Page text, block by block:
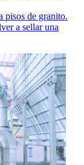
pisos de granito.
a sellar una